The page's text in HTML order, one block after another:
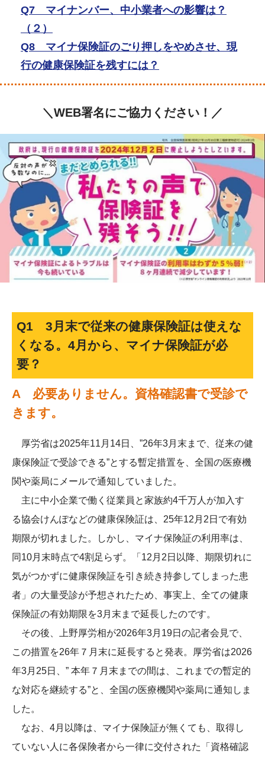
Q7 マイナンバー、中小業者への影響は？
（２）
Q8 マイナ保険証のごり押しをやめさせ、現
行の健康保険証を残すには？
＼WEB署名にご協力ください！／
Q1 3月末で従来の健康保険証は使えな
くなる。4月から、マイナ保険証が必
要？
A 必要ありません。資格確認書で受診で
きます。
厚労省は2025年11月14日、”26年3月末まで、従来の健
康保険証で受診できる”とする暫定措置を、全国の医療機
関や薬局にメールで通知していました。
主に中小企業で働く従業員と家族約4千万人が加入す
る協会けんぽなどの健康保険証は、25年12月2日で有効
期限が切れました。しかし、マイナ保険証の利用率は、
同10月末時点で4割足らず。「12月2日以降、期限切れに
気がつかずに健康保険証を引き続き持参してしまった患
者」の大量受診が予想されたため、事実上、全ての健康
保険証の有効期限を3月末まで延長したのです。
その後、上野厚労相が2026年3月19日の記者会見で、
この措置を26年７月末に延長すると発表。厚労省は2026
年3月25日、” 本年７月末までの間は、これまでの暫定的
な対応を継続する”と、全国の医療機関や薬局に通知しま
した。
なお、4月以降は、マイナ保険証が無くても、取得し
ていない人に各保険者から一律に交付された「資格確認